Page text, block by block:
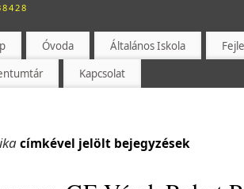
Óvoda Általános Iskola
Kapcsolat
címkével jelölt bejegyzések